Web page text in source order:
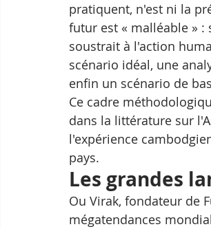
pratiquent, n'est ni la
futur est « malléable »
soustrait à l'action
scénario idéal, une
enfin un scénario de
Ce cadre
dans la littérature sur
l'expérience
pays.
Les grandes
Ou Virak, fondateur de
mégatendances